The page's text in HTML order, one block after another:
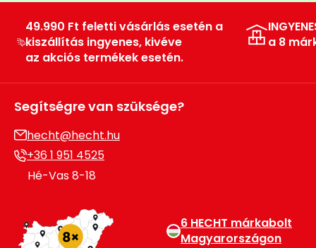
49.990 Ft feletti vásárlás esetén a
kiszállítás ingyenes, kivéve
az akciós termékek esetén.
a 8
Segítségre van szüksége?
hecht@hecht.hu
+36 1 951 4525
Hé-Vas 8-18
6 HECHT márkabolt
Magyarországon